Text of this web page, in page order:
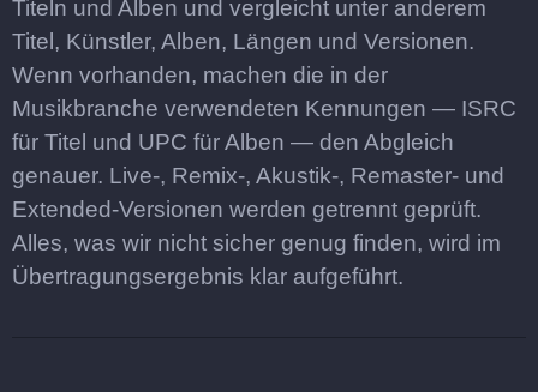
Titeln und Alben und vergleicht unter anderem
Titel, Künstler, Alben, Längen und Versionen.
Wenn vorhanden, machen die in der
Musikbranche verwendeten Kennungen — ISRC
für Titel und UPC für Alben — den Abgleich
genauer. Live-, Remix-, Akustik-, Remaster- und
Extended-Versionen werden getrennt geprüft.
Alles, was wir nicht sicher genug finden, wird im
Übertragungsergebnis klar aufgeführt.